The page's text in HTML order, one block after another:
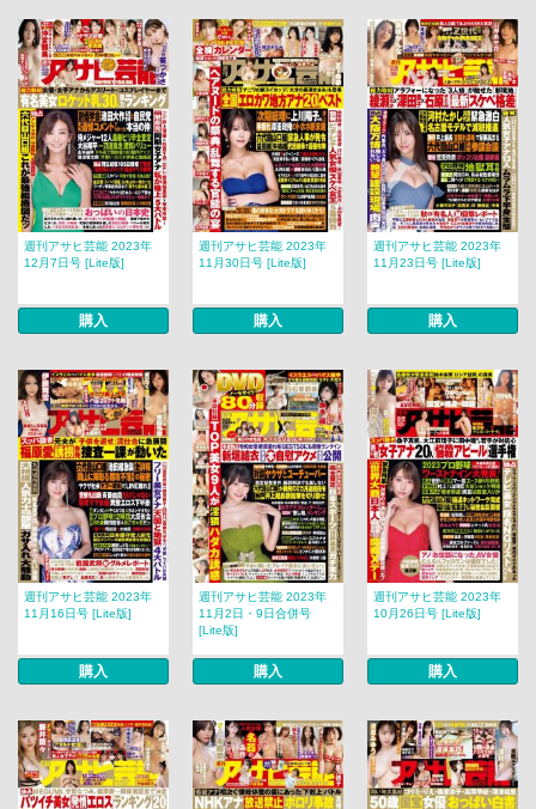
週刊アサヒ芸能 2023年
12月7日号 [Lite版]
購入
週刊アサヒ芸能 2023年
11月30日号 [Lite版]
購入
週刊アサヒ芸能 2023年
11月23日号 [Lite版]
購入
週刊アサヒ芸能 2023年
11月16日号 [Lite版]
購入
週刊アサヒ芸能 2023年
11月2日・9日合併号
[Lite版]
購入
週刊アサヒ芸能 2023年
10月26日号 [Lite版]
購入